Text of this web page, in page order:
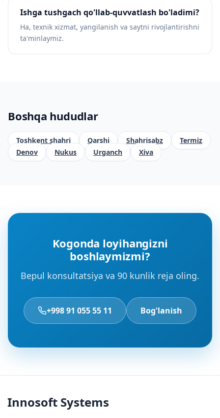
Ishga tushgach qo'llab-quvvatlash bo'ladimi?
Ha, texnik xizmat, yangilanish va saytni rivojlantirishni
ta'minlaymiz.
Boshqa hududlar
Toshkent shahri Qarshi Shahrisabz
Termiz
Denov
Nukus Urganch Xiva
Kogonda loyihangizni
boshlaymizmi?
Bepul konsultatsiya va 90 kunlik reja oling.
+998 91 055 55 11 Bog'lanish
Innosoft Systems